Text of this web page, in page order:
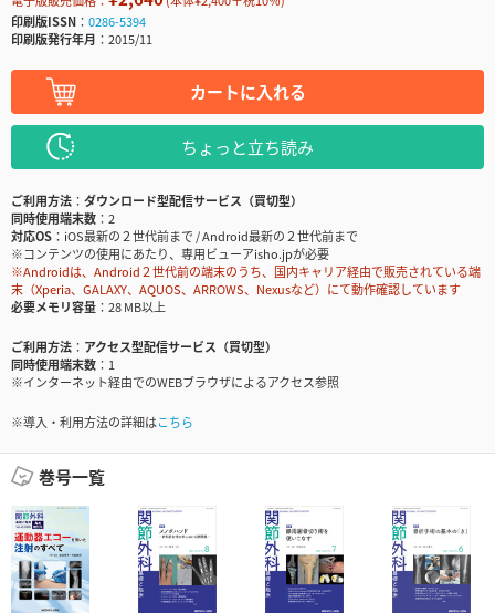
印刷版ISSN
0286-5394
印刷版発行年月
2015/11
カートに入れる
ちょっと立ち読み
ご利用方法
ダウンロード型配信サービス（買切型）
同時使用端末数
2
対応OS
iOS最新の２世代前まで / Android最新の２世代前まで
※コンテンツの使用にあたり、専用ビューアisho.jpが必要
※Androidは、Android２世代前の端末のうち、国内キャリア経由で販売されている端
末（Xperia、GALAXY、AQUOS、ARROWS、Nexusなど）にて動作確認しています
必要メモリ容量
28 MB以上
ご利用方法
アクセス型配信サービス（買切型）
同時使用端末数
1
※インターネット経由でのWEBブラウザによるアクセス参照
※導入・利用方法の詳細はこちら
巻号一覧